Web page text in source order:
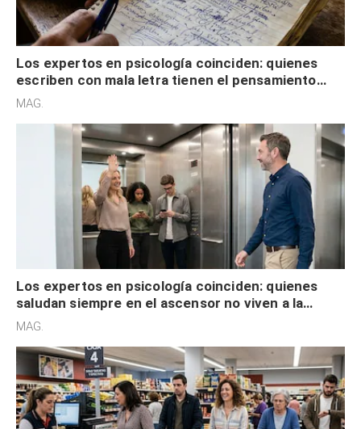
Los expertos en psicología coinciden: quienes
escriben con mala letra tienen el pensamiento
acelerado y no lo hacen por desinterés
MAG.
Los expertos en psicología coinciden: quienes
saludan siempre en el ascensor no viven a la
defensiva y tienen apertura social
MAG.